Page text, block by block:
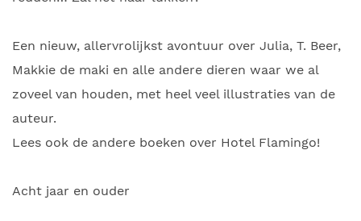
Een nieuw, allervrolijkst avontuur over Julia, T. Beer,
Makkie de maki en alle andere dieren waar we al
zoveel van houden, met heel veel illustraties van de
auteur.
Lees ook de andere boeken over Hotel Flamingo!
Acht jaar en ouder